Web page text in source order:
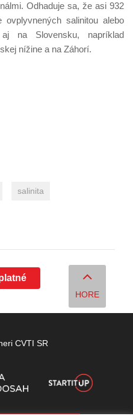
Odhaduje sa, že asi 932
salinitou alebo
na Slovensku, napríklad
nížine a na Záhorí.
salinita
HORE
CVTI SR